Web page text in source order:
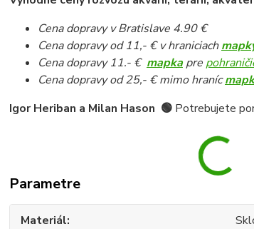
Cena dopravy v Bratislave 4.90 €
Cena dopravy od 11,- € v hraniciach
Cena dopravy 11.- € mapkapre
Cena dopravy od 25,- € mimo hraníc
Igor Heriban a Milan Hason 🟢 Potrebujete
Parametre
Materiál